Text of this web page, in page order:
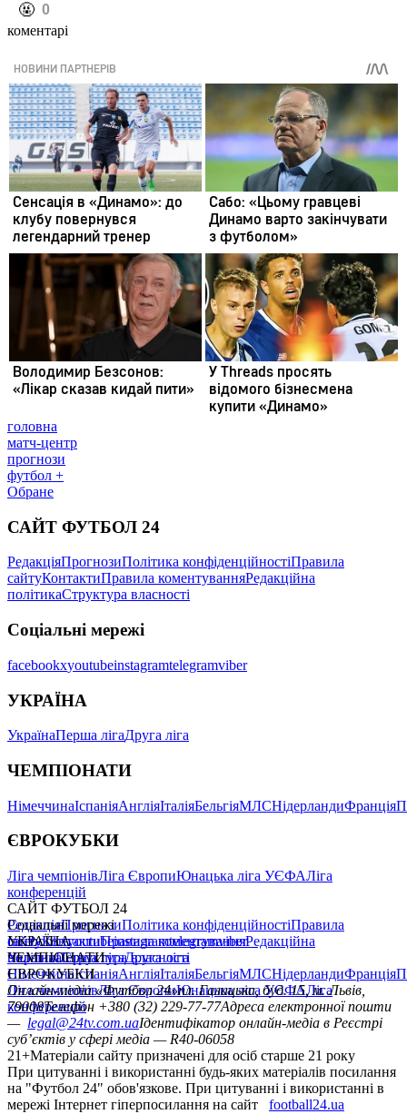
️🤬 0
коментарі
головна
матч-центр
прогнози
футбол +
Обране
САЙТ ФУТБОЛ 24
РедакціяПрогнозиПолітика конфіденційностіПравила
сайтуКонтактиПравила коментуванняРедакційна
політикаСтруктура власності
Соціальні мережі
facebookxyoutubeinstagramtelegramviber
УКРАЇНА
УкраїнаПерша лігаДруга ліга
ЧЕМПІОНАТИ
НімеччинаІспаніяАнгліяІталіяБельгіяМЛСНідерландиФранція
ЄВРОКУБКИ
Ліга чемпіонівЛіга ЄвропиЮнацька ліга УЄФАЛіга
конференцій
САЙТ ФУТБОЛ 24
РедакціяПрогнозиПолітика конфіденційностіПравила
сайтуКонтактиПравила коментуванняРедакційна
політикаСтруктура власності
Соціальні мережі
facebookxyoutubeinstagramtelegramviber
УКРАЇНА
УкраїнаПерша лігаДруга ліга
ЧЕМПІОНАТИ
НімеччинаІспаніяАнгліяІталіяБельгіяМЛСНідерландиФранція
ЄВРОКУБКИ
Ліга чемпіонівЛіга ЄвропиЮнацька ліга УЄФАЛіга
конференцій
Онлайн-медіа «Футбол 24»пл. Галицька, буд. 15, м. Львів,
79008Телефон +380 (32) 229-77-77Адреса електронної пошти
— legal@24tv.com.uaІдентифікатор онлайн-медіа в Реєстрі
суб’єктів у сфері медіа — R40-06058
21+Матеріали сайту призначені для осіб старше 21 року
При цитуванні і використанні будь-яких матеріалів посилання
на "Футбол 24" обов'язкове. При цитуванні і використанні в
мережі Інтернет гіперпосилання на сайт
football24.ua